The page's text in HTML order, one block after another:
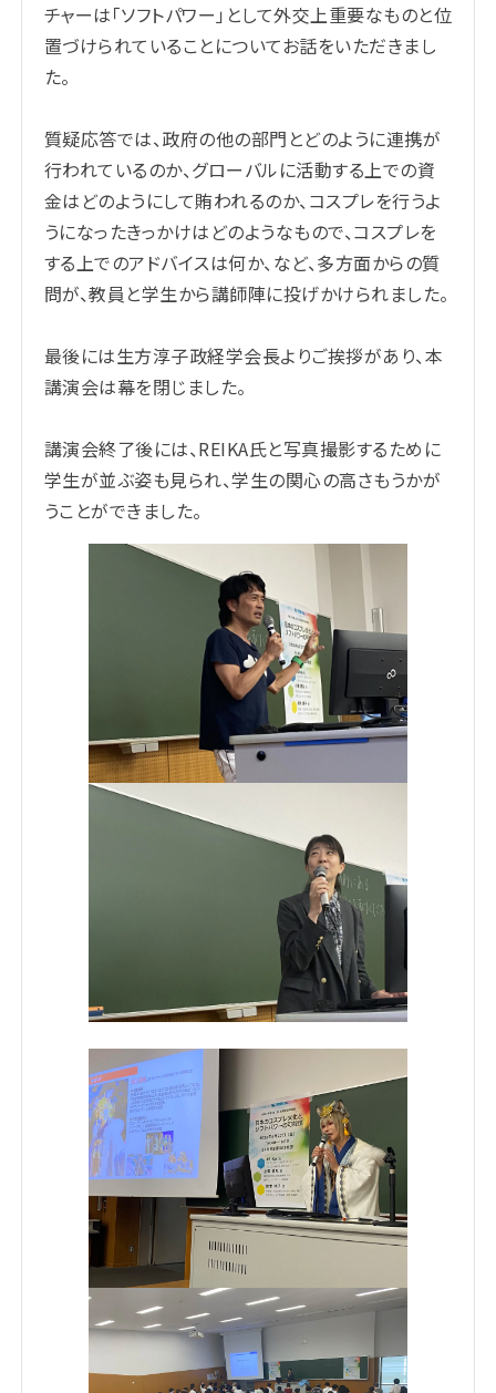
チャーは「ソフトパワー」として外交上重要なものと位
置づけられていることについてお話をいただきまし
た。
質疑応答では、政府の他の部門とどのように連携が
行われているのか、グローバルに活動する上での資
金はどのようにして賄われるのか、コスプレを行うよ
うになったきっかけはどのようなもので、コスプレを
する上でのアドバイスは何か、など、多方面からの質
問が、教員と学生から講師陣に投げかけられました。
最後には生方淳子政経学会長よりご挨拶があり、本
講演会は幕を閉じました。
講演会終了後には、REIKA氏と写真撮影するために
学生が並ぶ姿も見られ、学生の関心の高さもうかが
うことができました。